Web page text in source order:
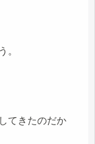
。
てきたのだか